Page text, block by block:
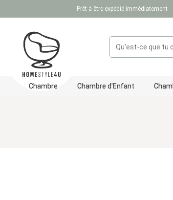
au contenu principal
Passer à la navigation principalePrêt à être expédié immédiatement
Chambre Chambre d'Enfant